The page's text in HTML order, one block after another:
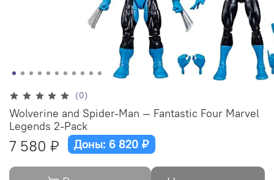
(0)
Wolverine and Spider-Man — Fantastic Four Marvel
Legends 2-Pack
7 580 ₽ Доны: 6 820 ₽